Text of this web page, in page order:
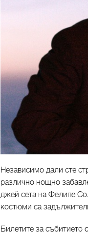
Независимо дали сте
различно нощно
джей сета на Фелипе
костюми са
Билетите за събитието